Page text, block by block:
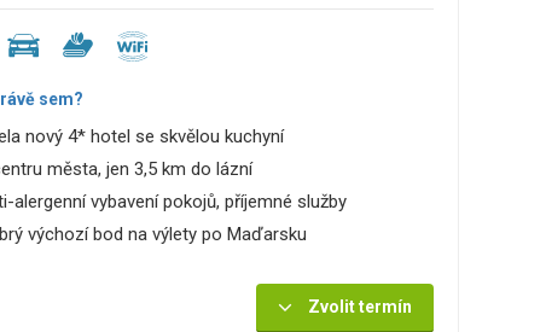
sem?
nový 4* hotel se skvělou kuchyní
města, jen 3,5 km do lázní
alergenní vybavení pokojů, příjemné služby
výchozí bod na výlety po Maďarsku
Zvolit termín